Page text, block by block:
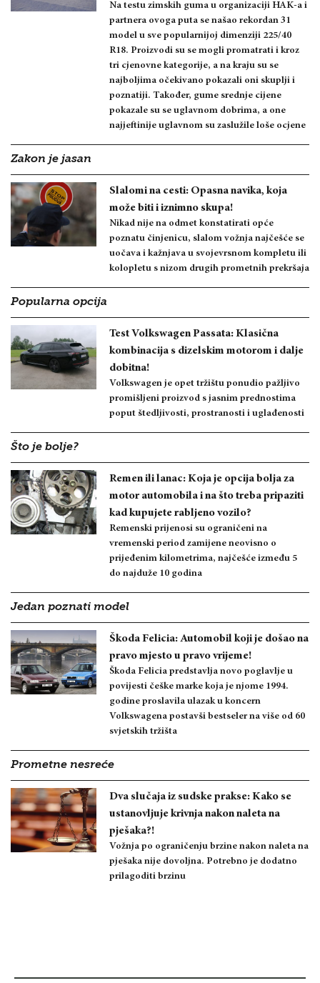
Na testu zimskih guma u organizaciji HAK-a i
partnera ovoga puta se našao rekordan 31
model u sve popularnijoj dimenziji 225/40
R18. Proizvodi su se mogli promatrati i kroz
tri cjenovne kategorije, a na kraju su se
najboljima očekivano pokazali oni skuplji i
poznatiji. Također, gume srednje cijene
pokazale su se uglavnom dobrima, a one
najjeftinije uglavnom su zaslužile loše ocjene
Zakon je jasan
Slalomi na cesti: Opasna navika, koja
može biti i iznimno skupa!
Nikad nije na odmet konstatirati opće
poznatu činjenicu, slalom vožnja najčešće se
uočava i kažnjava u svojevrsnom kompletu ili
kolopletu s nizom drugih prometnih prekršaja
Popularna opcija
Test Volkswagen Passata: Klasična
kombinacija s dizelskim motorom i dalje
dobitna!
Volkswagen je opet tržištu ponudio pažljivo
promišljeni proizvod s jasnim prednostima
poput štedljivosti, prostranosti i uglađenosti
Što je bolje?
Remen ili lanac: Koja je opcija bolja za
motor automobila i na što treba pripaziti
kad kupujete rabljeno vozilo?
Remenski prijenosi su ograničeni na
vremenski period zamijene neovisno o
prijeđenim kilometrima, najčešće između 5
do najduže 10 godina
Jedan poznati model
Škoda Felicia: Automobil koji je došao na
pravo mjesto u pravo vrijeme!
Škoda Felicia predstavlja novo poglavlje u
povijesti češke marke koja je njome 1994.
godine proslavila ulazak u koncern
Volkswagena postavši bestseler na više od 60
svjetskih tržišta
Prometne nesreće
Dva slučaja iz sudske prakse: Kako se
ustanovljuje krivnja nakon naleta na
pješaka?!
Vožnja po ograničenju brzine nakon naleta na
pješaka nije dovoljna. Potrebno je dodatno
prilagoditi brzinu